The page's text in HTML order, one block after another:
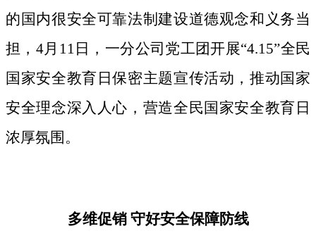
的国内很安全可靠法制建设道德观念和义务当
担，4月11日，一分公司党工团开展“4.15”全民
国家安全教育日保密主题宣传活动，推动国家
安全理念深入人心，营造全民国家安全教育日
浓厚氛围。
多维促销 守好安全保障防线